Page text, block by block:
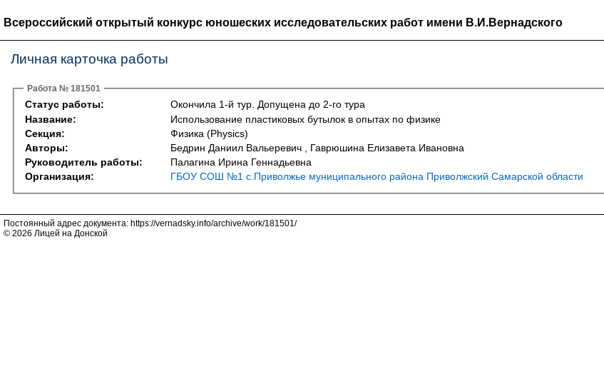
Всероссийский открытый конкурс юношеских исследовательских работ имени В.И.Вернадского
Личная карточка работы
Работа № 181501
Статус работы:
Окончила 1-й тур. Допущена до 2-го тура
Название:
Использование пластиковых бутылок в опытах по физике
Секция:
Физика (Physics)
Авторы:
Бедрин Даниил Вальеревич , Гаврюшина Елизавета Ивановна
Руководитель работы:
Палагина Ирина Геннадьевна
Организация:
ГБОУ СОШ №1 с.Приволжье муниципального района Приволжский Самарской области
Постоянный адрес документа: https://vernadsky.info/archive/work/181501/
© 2026 Лицей на Донской